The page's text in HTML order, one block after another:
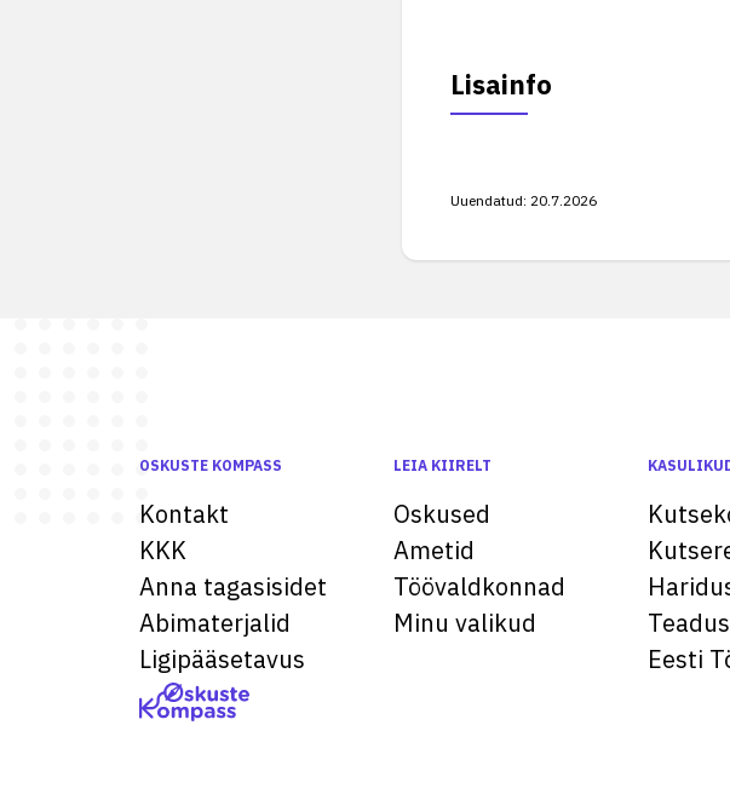
Lisainfo
Uuendatud: 20.7.2026
OSKUSTE KOMPASS
Kontakt
KKK
Anna tagasisidet
Abimaterjalid
Ligipääsetavus
LEIA KIIRELT
Oskused
Ametid
Töövaldkonnad
Minu valikud
Eesti